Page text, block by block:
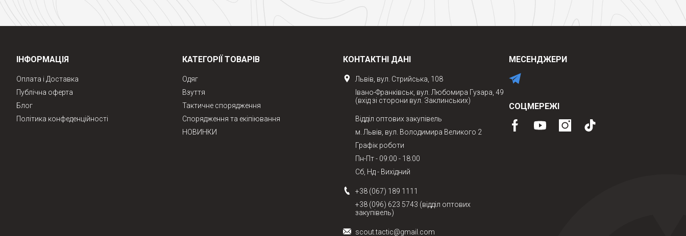
ІНФОРМАЦІЯ
Оплата і Доставка
Публічна оферта
Блог
Політика конфеденційності
КАТЕГОРІЇ ТОВАРІВ
Одяг
Взуття
Тактичне спорядження
Спорядження та екіпіювання
НОВИНКИ
КОНТАКТНІ ДАНІ
Львів, вул. Стрийська, 108
Івано-Франківськ, вул. Любомира Гузара, 49
(вхід зі сторони вул. Заклинських)
Відділ оптових закупівель
м. Львів, вул. Володимира Великого 2
Графік роботи
Пн-Пт - 09:00 - 18:00
Сб, Нд - Вихідний
+38 (067) 189 1111
+38 (096) 623 5743 (відділ оптових
закупівель)
scout.tactic@gmail.com
МЕСЕНДЖЕРИ
СОЦМЕРЕЖІ